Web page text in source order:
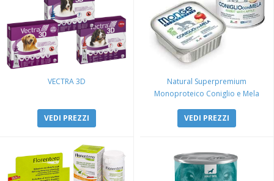
VECTRA 3D
VEDI PREZZI
Natural Superpremium
Monoproteico Coniglio e Mela
VEDI PREZZI